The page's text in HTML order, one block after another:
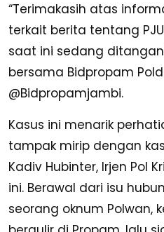
“Terimakasih atas
terkait berita tentang
saat ini sedang
bersama Bidpropam
@Bidpropamjambi.
Kasus ini menarik
tampak mirip dengan
Kadiv Hubinter, Irjen Pol
ini. Berawal dari isu
seorang oknum Polwan,